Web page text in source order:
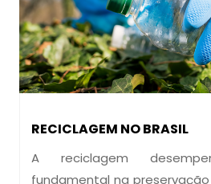
RECICLAGEM NO BRASIL
A reciclagem
fundamental na